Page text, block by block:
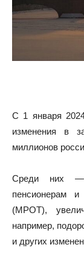
С 1 января
изменения в
миллионов
Среди них —
пенсионерам
(МРОТ),
например,
и других